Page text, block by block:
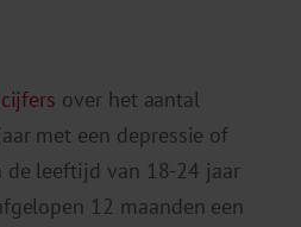
over het aantal
met een depressie of
de leeftijd van 18-24 jaar
12 maanden een